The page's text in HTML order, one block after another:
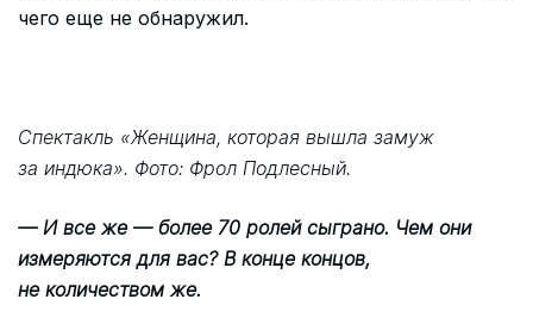
чего еще не обнаружил.
Спектакль «Женщина, которая вышла замуж
за индюка». Фото: Фрол Подлесный.
— И все же — более 70 ролей сыграно. Чем они
измеряются для вас? В конце концов,
не количеством же.